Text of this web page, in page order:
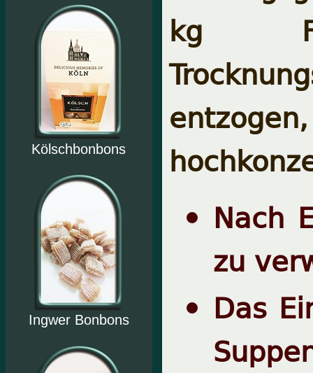
Kölschbonbons
Ingwer Bonbons
kg
Nach
zu
Das